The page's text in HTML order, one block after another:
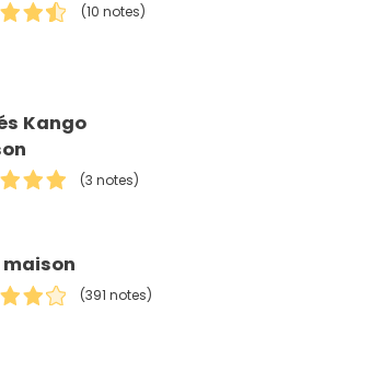
(10 notes)
Kango
(3 notes)
maison
(391 notes)